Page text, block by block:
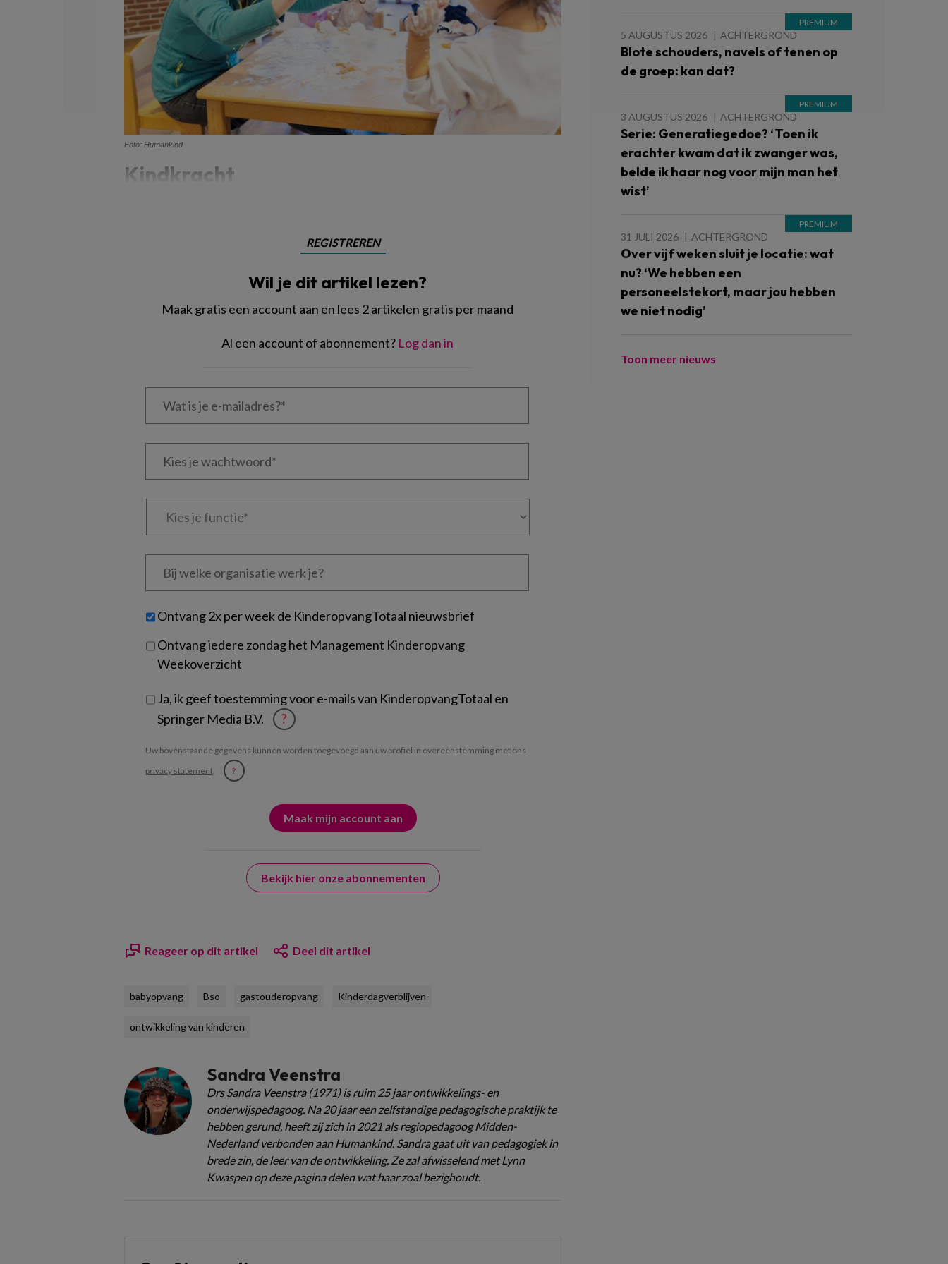
Foto: Humankind
Kindkracht
REGISTREREN
Wil je dit artikel lezen?
Maak gratis een account aan en lees 2 artikelen gratis per maand
Al een account of abonnement? Log dan in
Wat
Kies
Kies
Bij
welke
je?
Untitled
Ontvang 2x per week de KinderopvangTotaal nieuwsbrief
Ontvang iedere zondag het Management Kinderopvang
Weekoverzicht
Ja, ik geef toestemming voor e-mails van KinderopvangTotaal en
Springer Media B.V.
?
Uw bovenstaande gegevens kunnen worden toegevoegd aan uw profiel in overeenstemming met ons
privacy statement. ?
Bekijk hier onze abonnementen
Reageer op dit artikel Deel dit artikel
babyopvang Bso gastouderopvang Kinderdagverblijven
ontwikkeling van kinderen
Sandra Veenstra
Drs Sandra Veenstra (1971) is ruim 25 jaar ontwikkelings- en
onderwijspedagoog. Na 20 jaar een zelfstandige pedagogische praktijk te
hebben gerund, heeft zij zich in 2021 als regiopedagoog Midden-
Nederland verbonden aan Humankind. Sandra gaat uit van pedagogiek in
brede zin, de leer van de ontwikkeling. Ze zal afwisselend met Lynn
Kwaspen op deze pagina delen wat haar zoal bezighoudt.
5 AUGUSTUS 2026 ACHTERGROND
Blote schouders, navels of tenen op
de groep: kan dat?
3 AUGUSTUS 2026 ACHTERGROND
Serie: Generatiegedoe? ‘Toen ik
erachter kwam dat ik zwanger was,
belde ik haar nog voor mijn man het
wist’
31 JULI 2026 ACHTERGROND
Over vijf weken sluit je locatie: wat
nu? ‘We hebben een
personeelstekort, maar jou hebben
we niet nodig’
Toon meer nieuws